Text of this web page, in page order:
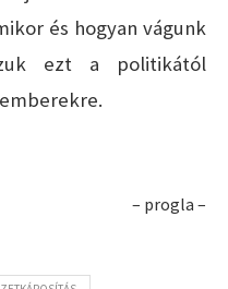
és hogyan vágunk
ezt a politikától
– progla –